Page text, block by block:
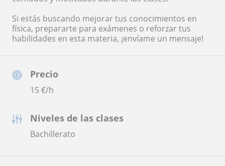
Precio
15€/h
Niveles de las clases
Bachillerato
Si estás buscando mejorar tus conocimientos en
física, prepararte para exámenes o reforzar tus
habilidades en esta materia, ¡envíame un mensaje!